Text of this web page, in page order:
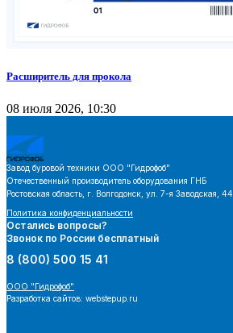
Расширитель для прокола
08 июля 2026, 10:30
Завод буровой техники ООО "Гидрофоб"
Отечественный производитель оборудования ГНБ
Ростовская область, г. Волгодонск, ул. 7-я Заводская, 44
Политика конфиденциальности
Остались вопросы?
Звонок по России бесплатный
8 (800) 500 15 41
ООО "Гидрофоб"
Разработка сайтов: webstepup.ru